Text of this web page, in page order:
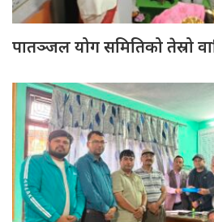
पातञ्जल योग समितिको तेस्रो